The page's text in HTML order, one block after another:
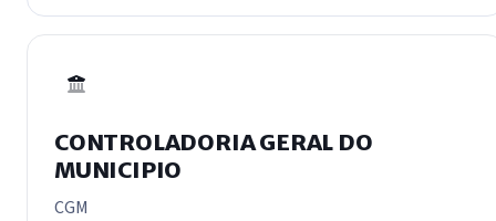
CONTROLADORIA GERAL DO
MUNICIPIO
CGM